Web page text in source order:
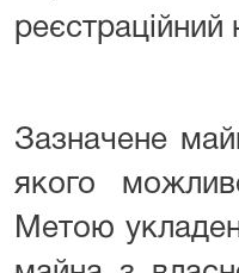
Зазначене
якого
Метою